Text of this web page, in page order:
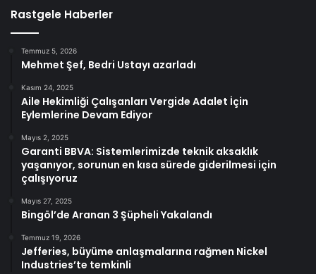
Rastgele Haberler
Temmuz 5, 2026
Mehmet Şef, Bedri Ustayı azarladı
Kasım 24, 2025
Aile Hekimliği Çalışanları Vergide Adalet İçin
Eylemlerine Devam Ediyor
Mayıs 2, 2025
Garanti BBVA: Sistemlerimizde teknik aksaklık
yaşanıyor, sorunun en kısa sürede giderilmesi için
çalışıyoruz
Mayıs 27, 2025
Bingöl’de Aranan 3 Şüpheli Yakalandı
Temmuz 19, 2026
Jefferies, büyüme anlaşmalarına rağmen Nickel
Industries’te temkinli